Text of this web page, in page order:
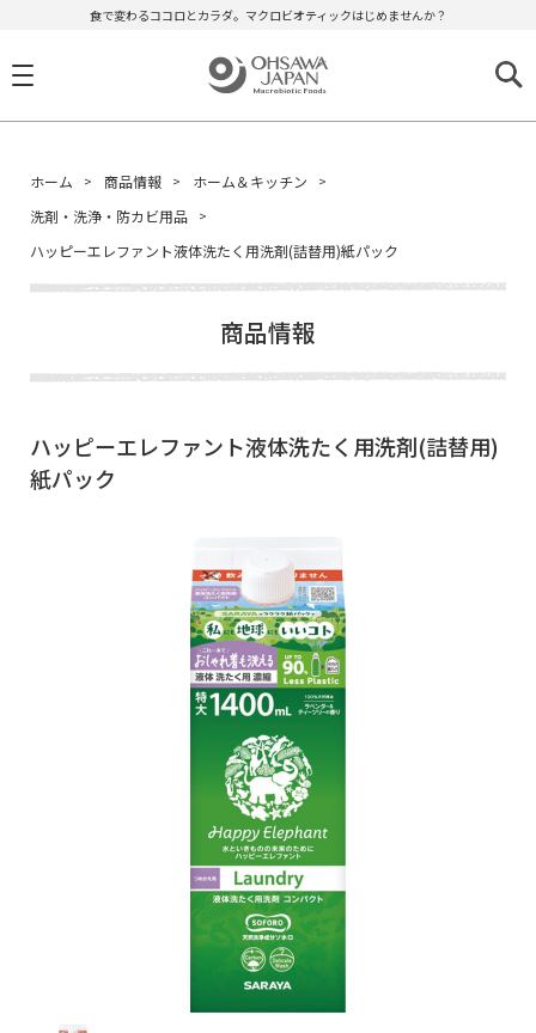
食で変わるココロとカラダ。マクロビオティックはじめませんか？
ホーム 商品情報
ホーム＆キッチン
洗剤・洗浄・防カビ用品
ハッピーエレファント液体洗たく用洗剤(詰替用)紙パック
商品情報
ハッピーエレファント液体洗たく用洗剤(詰替用)
紙パック